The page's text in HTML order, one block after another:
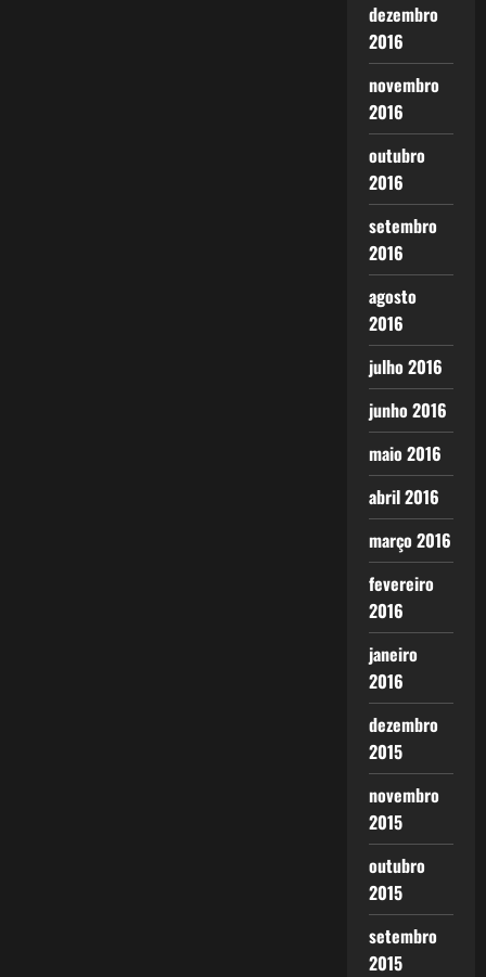
dezembro
2016
novembro
2016
outubro
2016
setembro
2016
agosto
2016
julho 2016
junho 2016
maio 2016
abril 2016
março 2016
fevereiro
2016
janeiro
2016
dezembro
2015
novembro
2015
outubro
2015
setembro
2015